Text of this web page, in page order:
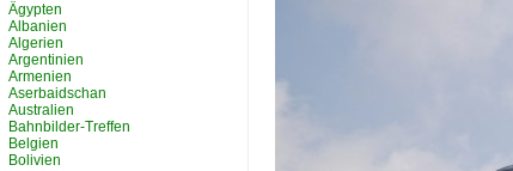
Ägypten
Albanien
Algerien
Argentinien
Armenien
Aserbaidschan
Australien
Bahnbilder-Treffen
Belgien
Bolivien